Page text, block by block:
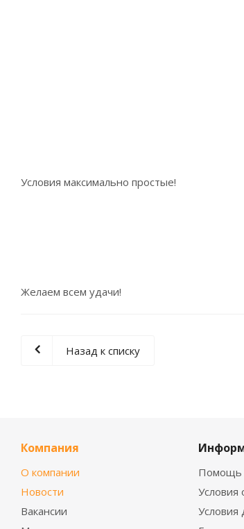
Условия максимально простые!
Желаем всем удачи!
Назад к списку
Компания
О компании
Новости
Вакансии
Помощь
Условия
Условия